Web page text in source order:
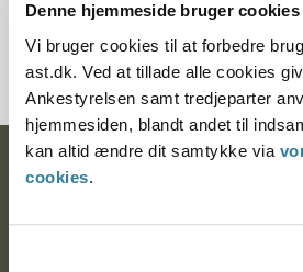
Denne hjemmeside bruger cookies
Vi bruger cookies til at forbedre
ast.dk. Ved at tillade alle cookies
Ankestyrelsen samt tredjeparter
hjemmesiden, blandt andet til
kan altid ændre dit samtykke via
cookies.
2000368-06
Ankestyrelsen
Postadresse: